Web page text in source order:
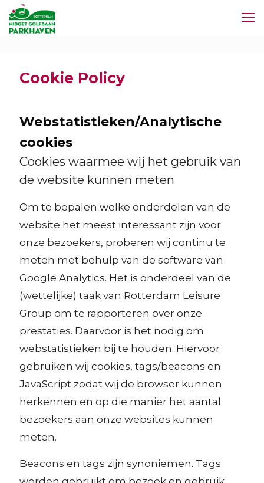
Cookie Policy
Webstatistieken/Analytische
cookies
Cookies waarmee wij het gebruik van
de website kunnen meten
Om te bepalen welke onderdelen van de
website het meest interessant zijn voor
onze bezoekers, proberen wij continu te
meten met behulp van de software van
Google Analytics. Het is onderdeel van de
(wettelijke) taak van Rotterdam Leisure
Group om te rapporteren over onze
prestaties. Daarvoor is het nodig om
webstatistieken bij te houden. Hiervoor
gebruiken wij cookies, tags/beacons en
JavaScript zodat wij de browser kunnen
herkennen en op die manier het aantal
bezoekers aan onze websites kunnen
meten.
Beacons en tags zijn synoniemen. Tags